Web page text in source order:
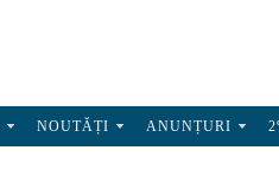
NOUTĂȚI ANUNȚURI